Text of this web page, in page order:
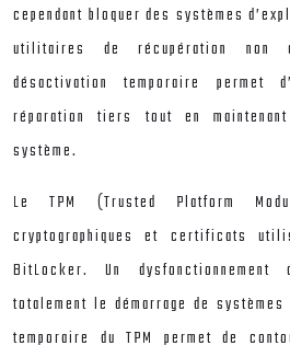
cependant bloquer des systèmes
utilitaires de récupération non
désactivation temporaire
réparation tiers tout en
système.
Le TPM (Trusted Platform
cryptographiques et certificats
BitLocker. Un dysfonctionnement
totalement le démarrage de
temporaire du TPM permet de